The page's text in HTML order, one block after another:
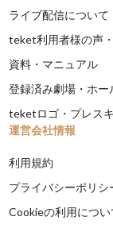
ライブ配信について
teket利用者様の声
資料・マニュアル
登録済み劇場・ホー
teketロゴ・プレス
運営会社情報
利用規約
プライバシーポリシ
Cookieの利用につい